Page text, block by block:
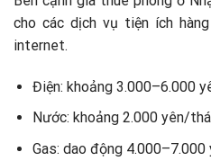
cho các dịch vụ tiện ích
internet.
Điện: khoảng 3.000–6.000
Nước: khoảng 2.000 yên/
Gas: dao động